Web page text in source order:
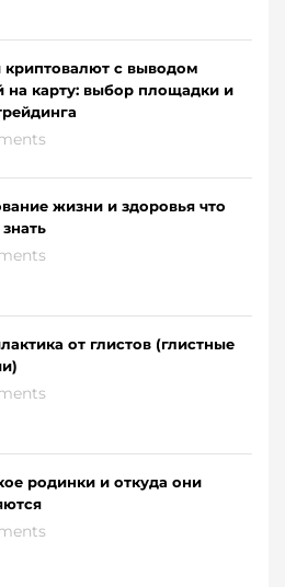
с выводом
на карту: выбор площадки и
жизни и здоровья что
от глистов (глистные
родинки и откуда они